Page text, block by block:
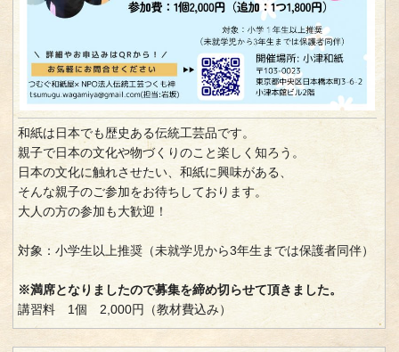
和紙は日本でも歴史ある伝統工芸品です。
親子で日本の文化や物づくりのこと楽しく知ろう。
日本の文化に触れさせたい、和紙に興味がある、
そんな親子のご参加をお待ちしております。
大人の方の参加も大歓迎！
対象：小学生以上推奨（未就学児から3年生までは保護者同伴）
※満席となりましたので募集を締め切らせて頂きました。
講習料 1個 2,000円（教材費込み）